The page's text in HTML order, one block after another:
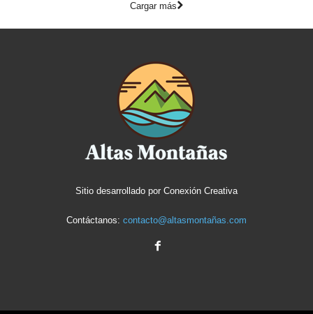
Cargar más
Sitio desarrollado por Conexión Creativa
Contáctanos: contacto@altasmontañas.com